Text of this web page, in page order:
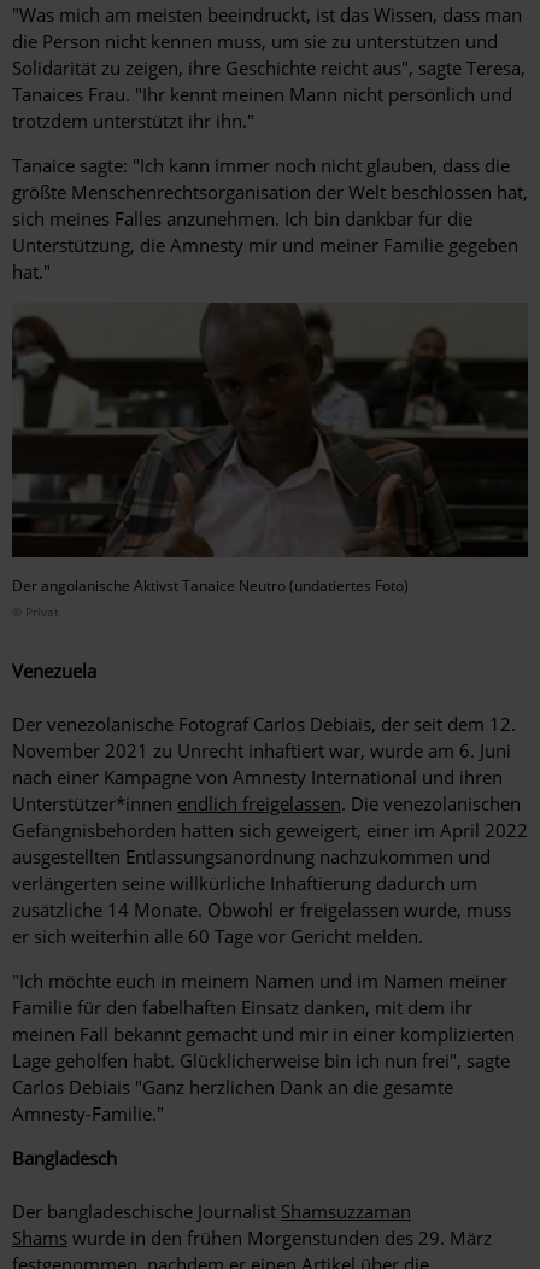
"Was mich am meisten beeindruckt, ist das Wissen, dass man
die Person nicht kennen muss, um sie zu unterstützen und
Solidarität zu zeigen, ihre Geschichte reicht aus", sagte Teresa,
Tanaices Frau. "Ihr kennt meinen Mann nicht persönlich und
trotzdem unterstützt ihr ihn."
Tanaice sagte: "Ich kann immer noch nicht glauben, dass die
größte Menschenrechtsorganisation der Welt beschlossen hat,
sich meines Falles anzunehmen. Ich bin dankbar für die
Unterstützung, die Amnesty mir und meiner Familie gegeben
hat."
Der angolanische Aktivst Tanaice Neutro (undatiertes Foto)
© Privat
Venezuela
Der venezolanische Fotograf Carlos Debiais, der seit dem 12.
November 2021 zu Unrecht inhaftiert war, wurde am 6. Juni
nach einer Kampagne von Amnesty International und ihren
Unterstützer*innen endlich freigelassen. Die venezolanischen
Gefängnisbehörden hatten sich geweigert, einer im April 2022
ausgestellten Entlassungsanordnung nachzukommen und
verlängerten seine willkürliche Inhaftierung dadurch um
zusätzliche 14 Monate. Obwohl er freigelassen wurde, muss
er sich weiterhin alle 60 Tage vor Gericht melden.
"Ich möchte euch in meinem Namen und im Namen meiner
Familie für den fabelhaften Einsatz danken, mit dem ihr
meinen Fall bekannt gemacht und mir in einer komplizierten
Lage geholfen habt. Glücklicherweise bin ich nun frei", sagte
Carlos Debiais "Ganz herzlichen Dank an die gesamte
Amnesty-Familie."
Bangladesch
Der bangladeschische Journalist Shamsuzzaman
Shams wurde in den frühen Morgenstunden des 29. März
festgenommen, nachdem er einen Artikel über die